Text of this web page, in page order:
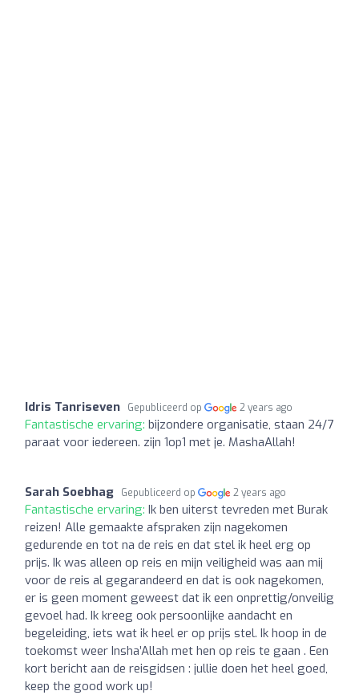
Idris Tanriseven Gepubliceerd op 2 years ago
Fantastische ervaring: bijzondere organisatie, staan 24/7
paraat voor iedereen. zijn 1op1 met je. MashaAllah!
Sarah Soebhag Gepubliceerd op 2 years ago
Fantastische ervaring: Ik ben uiterst tevreden met Burak
reizen! Alle gemaakte afspraken zijn nagekomen
gedurende en tot na de reis en dat stel ik heel erg op
prijs. Ik was alleen op reis en mijn veiligheid was aan mij
voor de reis al gegarandeerd en dat is ook nagekomen,
er is geen moment geweest dat ik een onprettig/onveilig
gevoel had. Ik kreeg ook persoonlijke aandacht en
begeleiding, iets wat ik heel er op prijs stel. Ik hoop in de
toekomst weer Insha’Allah met hen op reis te gaan . Een
kort bericht aan de reisgidsen : jullie doen het heel goed,
keep the good work up!